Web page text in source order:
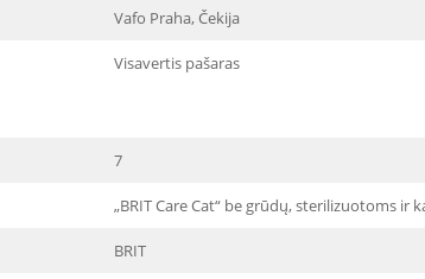
Vafo Praha, Čekija
Visavertis pašaras
7
„BRIT Care Cat“ be grūdų, sterilizuotoms
BRIT